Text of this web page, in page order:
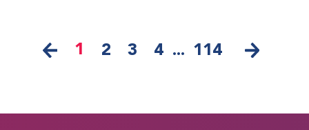
1 2 3 4 ... 114